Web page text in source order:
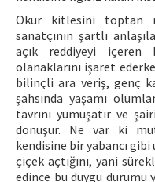
Okur kitlesini toptan
sanatçının şartlı
açık reddiyeyi içeren
olanaklarını işaret
bilinçli ara veriş, genç
şahsında yaşamı
tavrını yumuşatır ve
dönüşür. Ne var ki
kendisine bir yabancı
çiçek açtığını, yani
edince bu duygu durumu